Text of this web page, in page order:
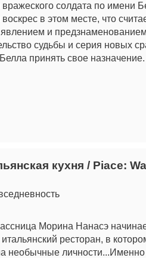
вражеского солдата по имени
в этом месте, что
и
судьбы и серия новых
принять свое назначение.
кухня / Piace:
Морина Нанасэ
ресторан, в
необычные личности...Именно